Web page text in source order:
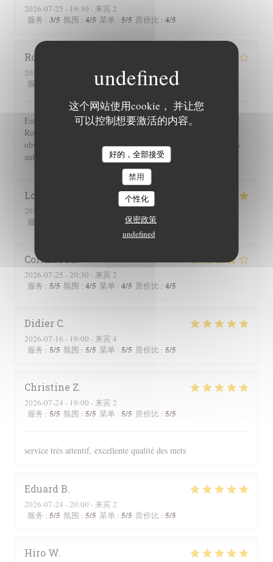
这个网站使用cookie， 并让您
可以控制想要激活的内容。
好的，全部接受
禁用
个性化
保密政策
undefined
2026-07-25 - 19:30 - 来宾 2
服务 : 3/5 氛围 : 4/5 菜单 : 5/5 质价比 : 4/5
Roger
2026-07-25
服务
/5 菜单:5/5 质价比:4/5
Essen und Ambiente hervorragend. Leider wurden uns auf der
Rechnung 2 Flaschen Wein und 2 Flaschen Sprudel berechnet,
obwohl wir nur eine hatten. Einer guten Servicekraft muss das
auffallen!!!
Lorraine
2026-07-25
服务
5/5 质价比
Corinne
2026-07-25 - 20:30 - 来宾 2
服务 : 5/5 氛围 : 4/5 菜单 : 4/5 质价比 : 4/5
Didier C
2026-07-16 - 19:00 - 来宾 4
服务 : 5/5 氛围 : 5/5 菜单 : 5/5 质价比 : 5/5
Christine Z
2026-07-24 - 19:00 - 来宾 2
服务 : 5/5 氛围 : 5/5 菜单 : 5/5 质价比 : 5/5
service très attentif, excellente qualité des mets
Eduard B
2026-07-24 - 20:00 - 来宾 2
服务 : 5/5 氛围 : 5/5 菜单 : 5/5 质价比 : 5/5
Hiro W